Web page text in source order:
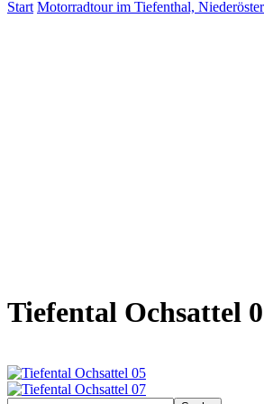
Start Motorradtour im Tiefenthal,
Tiefental Ochsattel